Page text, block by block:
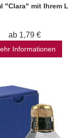
"Clara" mit Ihrem
ab 1,79 €
Informationen